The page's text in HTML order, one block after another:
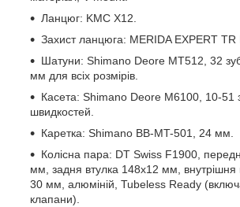
Ланцюг: KMC X12.
Захист ланцюга: MERIDA EXPERT TR
Шатуни: Shimano Deore MT512, 32
мм для всіх розмірів.
Касета: Shimano Deore M6100, 10-51
швидкостей.
Каретка: Shimano BB-MT-501, 24 мм.
Колісна пара: DT Swiss F1900,
мм, задня втулка 148x12 мм,
30 мм, алюміній, Tubeless Ready
клапани).